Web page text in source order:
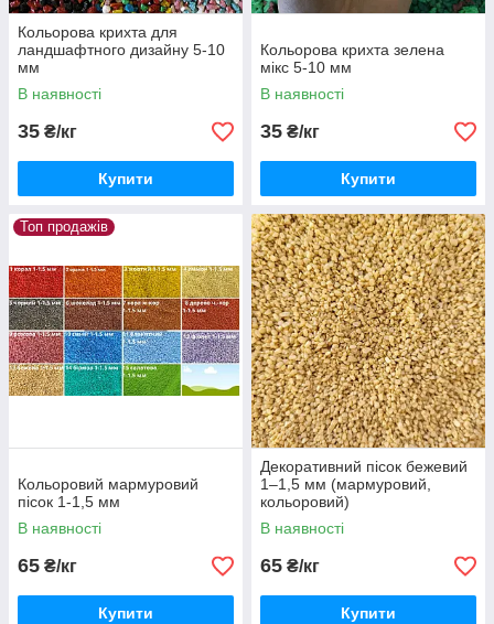
Кольорова крихта для
ландшафтного дизайну 5-10
мм
В наявності
35 ₴/кг
Купити
Кольорова крихта зелена
мікс 5-10 мм
В наявності
35 ₴/кг
Купити
Топ продажів
Кольоровий мармуровий
пісок 1-1,5 мм
В наявності
65 ₴/кг
Купити
Декоративний пісок бежевий
1–1,5 мм (мармуровий,
кольоровий)
В наявності
65 ₴/кг
Купити